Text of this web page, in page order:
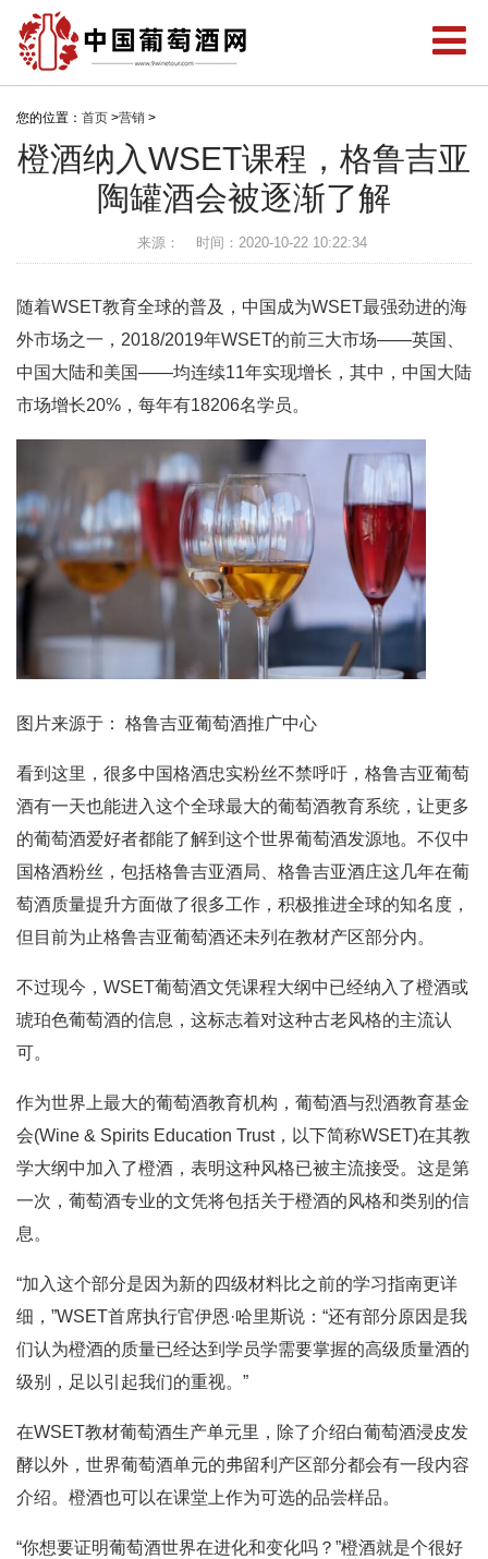
您的位置： 首页 >营销 >
橙酒纳入WSET课程，格鲁吉亚
陶罐酒会被逐渐了解
来源： 时间：2020-10-22 10:22:34
随着WSET教育全球的普及，中国成为WSET最强劲进的海
外市场之一，2018/2019年WSET的前三大市场——英国、
中国大陆和美国——均连续11年实现增长，其中，中国大陆
市场增长20%，每年有18206名学员。
图片来源于： 格鲁吉亚葡萄酒推广中心
看到这里，很多中国格酒忠实粉丝不禁呼吁，格鲁吉亚葡萄
酒有一天也能进入这个全球最大的葡萄酒教育系统，让更多
的葡萄酒爱好者都能了解到这个世界葡萄酒发源地。不仅中
国格酒粉丝，包括格鲁吉亚酒局、格鲁吉亚酒庄这几年在葡
萄酒质量提升方面做了很多工作，积极推进全球的知名度，
但目前为止格鲁吉亚葡萄酒还未列在教材产区部分内。
不过现今，WSET葡萄酒文凭课程大纲中已经纳入了橙酒或
琥珀色葡萄酒的信息，这标志着对这种古老风格的主流认
可。
作为世界上最大的葡萄酒教育机构，葡萄酒与烈酒教育基金
会(Wine & Spirits Education Trust，以下简称WSET)在其教
学大纲中加入了橙酒，表明这种风格已被主流接受。这是第
一次，葡萄酒专业的文凭将包括关于橙酒的风格和类别的信
息。
“加入这个部分是因为新的四级材料比之前的学习指南更详
细，”WSET首席执行官伊恩·哈里斯说：“还有部分原因是我
们认为橙酒的质量已经达到学员学需要掌握的高级质量酒的
级别，足以引起我们的重视。”
在WSET教材葡萄酒生产单元里，除了介绍白葡萄酒浸皮发
酵以外，世界葡萄酒单元的弗留利产区部分都会有一段内容
介绍。橙酒也可以在课堂上作为可选的品尝样品。
“你想要证明葡萄酒世界在进化和变化吗？”橙酒就是个很好